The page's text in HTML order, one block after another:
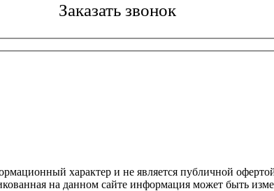
Заказать звонок
характер и не является публичной
на данном сайте информация может быть